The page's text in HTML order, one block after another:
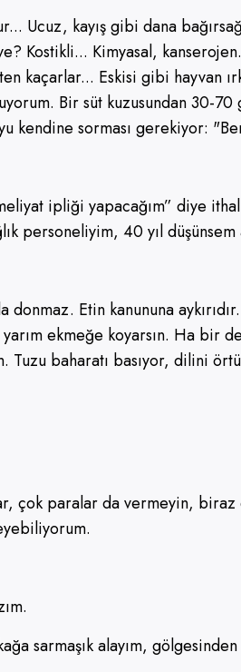
Ucuz, kayış gibi dana
Kostikli... Kimyasal,
kaçarlar... Eskisi gibi hayvan
Bir süt kuzusundan 30-
kendine sorması gerekiyor:
ipliği yapacağım” diye
personeliyim, 40 yıl
donmaz. Etin kanununa
ekmeğe koyarsın. Ha bir
baharatı basıyor, dilini
çok paralar da vermeyin,
sarmaşık alayım,